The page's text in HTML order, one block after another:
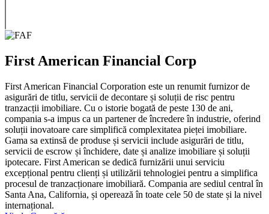
First American Financial Corp
First American Financial Corporation este un renumit furnizor de
asigurări de titlu, servicii de decontare și soluții de risc pentru
tranzacții imobiliare. Cu o istorie bogată de peste 130 de ani,
compania s-a impus ca un partener de încredere în industrie, oferind
soluții inovatoare care simplifică complexitatea pieței imobiliare.
Gama sa extinsă de produse și servicii include asigurări de titlu,
servicii de escrow și închidere, date și analize imobiliare și soluții
ipotecare. First American se dedică furnizării unui serviciu
excepțional pentru clienți și utilizării tehnologiei pentru a simplifica
procesul de tranzacționare imobiliară. Compania are sediul central în
Santa Ana, California, și operează în toate cele 50 de state și la nivel
internațional.